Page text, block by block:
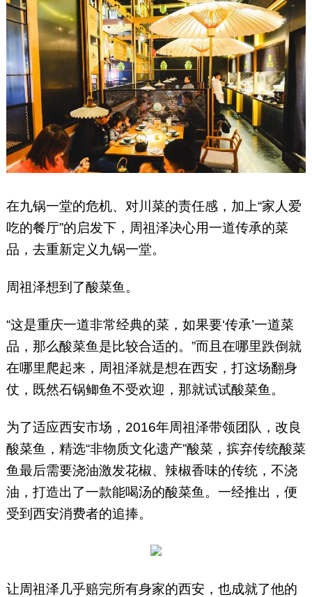
在九锅一堂的危机、对川菜的责任感，加上“家人爱
吃的餐厅”的启发下，周祖泽决心用一道传承的菜
品，去重新定义九锅一堂。
周祖泽想到了酸菜鱼。
“这是重庆一道非常经典的菜，如果要‘传承’一道菜
品，那么酸菜鱼是比较合适的。”而且在哪里跌倒就
在哪里爬起来，周祖泽就是想在西安，打这场翻身
仗，既然石锅鲫鱼不受欢迎，那就试试酸菜鱼。
为了适应西安市场，2016年周祖泽带领团队，改良
酸菜鱼，精选“非物质文化遗产”酸菜，摈弃传统酸菜
鱼最后需要浇油激发花椒、辣椒香味的传统，不浇
油，打造出了一款能喝汤的酸菜鱼。一经推出，便
受到西安消费者的追捧。
让周祖泽几乎赔完所有身家的西安，也成就了他的